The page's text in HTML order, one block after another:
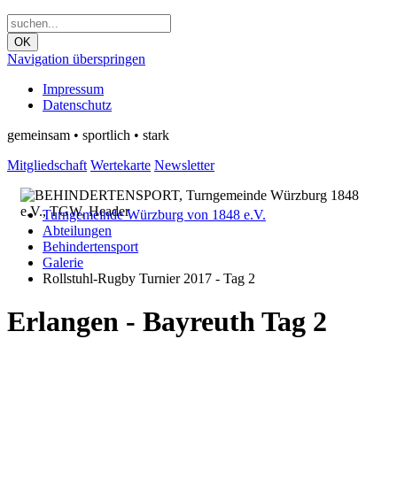
OK
Navigation überspringen
Impressum
Datenschutz
gemeinsam • sportlich • stark
Mitgliedschaft Wertekarte Newsletter
Turngemeinde Würzburg von 1848 e.V.
Abteilungen
Behindertensport
Galerie
Rollstuhl-Rugby Turnier 2017 - Tag 2
Erlangen - Bayreuth Tag 2